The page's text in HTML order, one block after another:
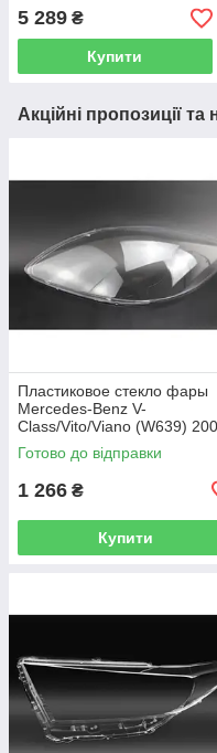
5 289 ₴
Купити
Акційні пропозиції та
Пластиковое стекло фары
Mercedes-Benz V-
Class/Vito/Viano (W639)
2010 левое (водительское)
Готово до відправки
1 266 ₴
Купити